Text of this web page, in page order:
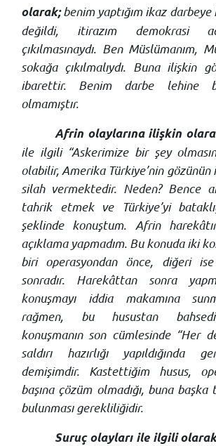
olarak;benim yaptığım ikaz darbeye
değildi, itirazım demokrasi
çıkılmasınaydı. Ben Müslümanım,
sokağa çıkılmalıydı. Buna ilişkin
ibarettir. Benim darbe lehine
olmamıştır.
Afrin olaylarına ilişkin
ile ilgili “Askerimize bir şey
olabilir, Amerika Türkiye’nin gözünün
silah vermektedir. Neden? Bence
tahrik etmek ve Türkiye’yi
şeklinde konuştum. Afrin
açıklama yapmadım. Bu konuda iki
biri operasyondan önce, diğeri ise
sonradır. Harekâttan sonra
konuşmayı iddia makamına
rağmen, bu husustan
konuşmanın son cümlesinde “Her
saldırı hazırlığı yapıldığında
demişimdir. Kastettiğim husus,
başına çözüm olmadığı, buna
bulunması gerekliliğidir.
Suruç olayları ile ilgili